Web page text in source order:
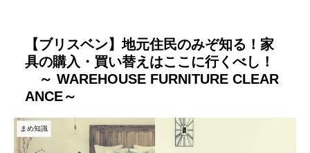
【ブリスベン】地元住民のみぞ知る！家
具の購入・買い替えはここに行くべし！
～ WAREHOUSE FURNITURE CLEAR
ANCE～
まめ知識